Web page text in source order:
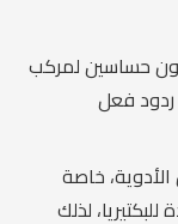
حساسين لمركب
ردود فعل
خاصة
لذلك